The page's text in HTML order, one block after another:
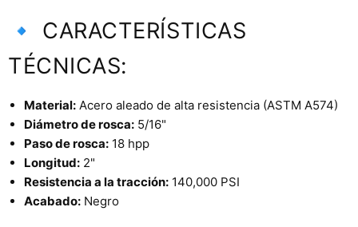
🔹 CARACTERÍSTICAS
TÉCNICAS:
Material: Acero aleado de alta resistencia (ASTM A574)
Diámetro de rosca: 5/16"
Paso de rosca: 18 hpp
Longitud: 2"
Resistencia a la tracción: 140,000 PSI
Acabado: Negro